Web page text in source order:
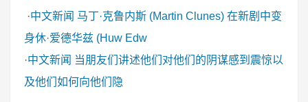
·中文新闻 马丁·克鲁内斯 (Martin Clunes) 在新剧中变
身休·爱德华兹 (Huw Edw
·中文新闻 当朋友们讲述他们对他们的阴谋感到震惊以
及他们如何向他们隐